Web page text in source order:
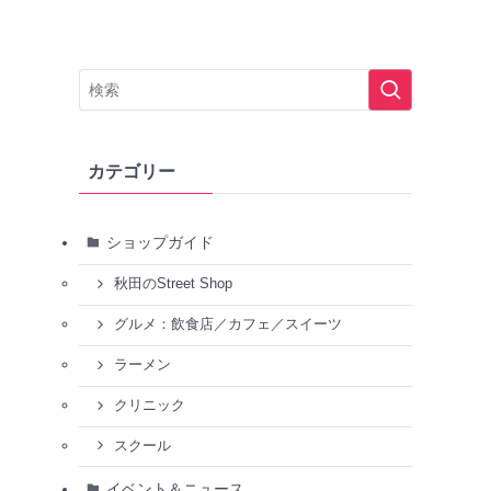
カテゴリー
ショップガイド
秋田のStreet Shop
グルメ：飲食店／カフェ／スイーツ
ラーメン
クリニック
スクール